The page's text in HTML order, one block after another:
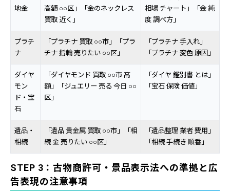
地金
高額 ○○区」「金のネックレス
買取 近く」
相場 チャート」「金 純
度 調べ方」
プラチ
ナ
「プラチナ 買取 ○○市」「プラ
チナ 指輪 売りたい ○○区」
「プラチナ 手入れ」
「プラチナ 変色 原因」
ダイヤ
モン
ド・宝
石
「ダイヤモンド 買取 ○○市 高
額」「ジュエリー 売る 今日 ○○
区」
「ダイヤ 鑑別書 とは」
「宝石 保険 価値」
遺品・
相続
「遺品 貴金属 買取 ○○市」「相
続 金 売りたい ○○区」
「遺品整理 業者 費用」
「相続 手続き 順番」
STEP 3：古物商許可・景品表示法への準拠と広
告表現の注意事項